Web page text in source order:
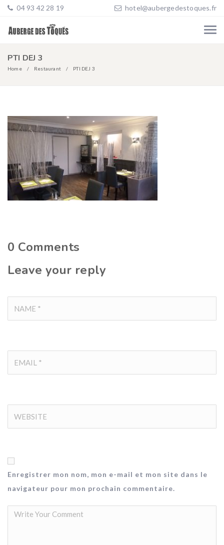
04 93 42 28 19 hotel@aubergedestoques.fr
PTI DEJ 3
Home Restaurant PTI DEJ 3
0 Comments
Leave your reply
Enregistrer mon nom, mon e-mail et mon site dans le
navigateur pour mon prochain commentaire.